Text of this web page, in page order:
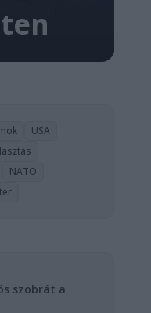
USA
NATO
szobrát a